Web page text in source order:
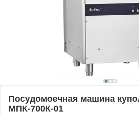
Посудомоечная машина
МПК-700К-01